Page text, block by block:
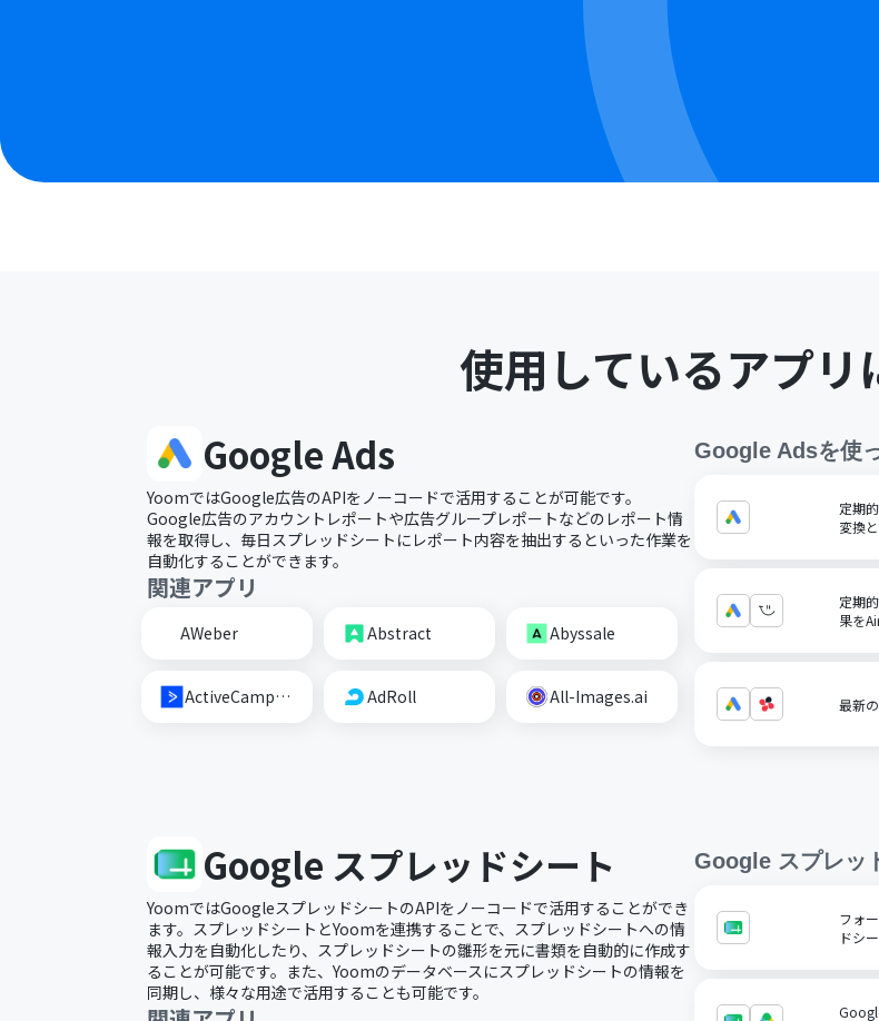
使用しているアプリ
Google Ads
YoomではGoogle広告のAPIをノーコードで活用することが可能です。
Google広告のアカウントレポートや広告グループレポートなどのレポート情
報を取得し、毎日スプレッドシートにレポート内容を抽出するといった作業を
自動化することができます。
関連アプリ
AWeber Abstract Abyssale
ActiveCampaign AdRoll All-Images.ai
Google Adsを使
定期
変換
定期
果を
最新
Google スプレッドシート
YoomではGoogleスプレッドシートのAPIをノーコードで活用することができ
ます。スプレッドシートとYoomを連携することで、スプレッドシートへの情
報入力を自動化したり、スプレッドシートの雛形を元に書類を自動的に作成す
ることが可能です。また、Yoomのデータベースにスプレッドシートの情報を
同期し、様々な用途で活用することも可能です。
Google スプレッ
フォ
ドシ